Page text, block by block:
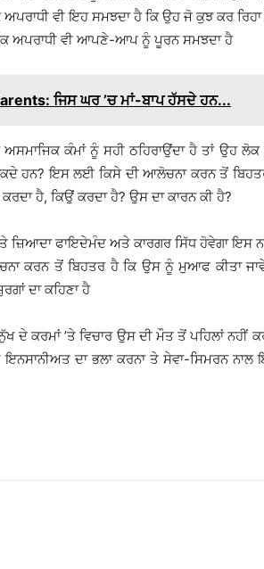
ਅਪਰਾਧੀ ਵੀ ਇਹ ਸਮਝਦਾ ਹੈ ਕਿ ਉਹ ਜੋ ਕੁਝ ਕਰ
ਅਪਰਾਧੀ ਵੀ ਆਪਣੇ-ਆਪ ਨੂੰ ਪੂਰਨ ਸਮਝਦਾ ਹੈ
ਜਿਸ ਘਰ ’ਚ ਮਾਂ-ਬਾਪ ਹੱਸਦੇ ਹਨ...
ਕੰਮਾਂ ਨੂੰ ਸਹੀ ਠਹਿਰਾਉਂਦਾ ਹੈ ਤਾਂ ਉਹ
ਹਨ? ਇਸ ਲਈ ਕਿਸੇ ਦੀ ਆਲੋਚਨਾ ਕਰਨ ਤੋਂ
ਹੈ, ਕਿਉਂ ਕਰਦਾ ਹੈ? ਉਸ ਦਾ ਕਾਰਨ ਕੀ ਹੈ?
ਜ਼ਿਆਦਾ ਫਾਇਦੇਮੰਦ ਅਤੇ ਕਾਰਗਰ ਸਿੱਧ ਹੋਵੇਗਾ ਇਸ
ਕਰਨ ਤੋਂ ਬਿਹਤਰ ਹੈ ਕਿ ਉਸ ਨੂੰ ਮੁਆਫ ਕੀਤਾ
ਦਾ ਕਹਿਣਾ ਹੈ
ਦੇ ਕਰਮਾਂ ’ਤੇ ਵਿਚਾਰ ਉਸ ਦੀ ਮੌਤ ਤੋਂ ਪਹਿਲਾਂ
ਇਨਸਾਨੀਅਤ ਦਾ ਭਲਾ ਕਰਨਾ ਤੇ ਸੇਵਾ-ਸਿਮਰਨ